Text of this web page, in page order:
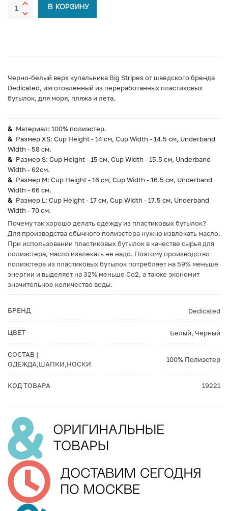
В КОРЗИНУ
Черно-белый верх купальника Big Stripes от шведского бренда
Dedicated, изготовленный из переработанных пластиковых
бутылок, для моря, пляжа и лета.
Материал: 100% полиэстер.
Размер XS: Cup Height - 14 см, Cup Width - 14.5 см, Underband
Width - 58 см.
Размер S: Cup Height - 15 см, Cup Width - 15.5 см, Underband
Width - 62см.
Размер M: Cup Height - 16 см, Cup Width - 16.5 см, Underband
Width - 66 см.
Размер L: Cup Height - 17 см, Cup Width - 17.5 см, Underband
Width - 70 см.
Почему так хорошо делать одежду из пластиковых бутылок?
Для производства обычного полиэстера нужно извлекать масло.
При использовании пластиковых бутылок в качестве сырья для
полиэстера, масло извлекать не надо. Поэтому производство
полиэстера из пластиковых бутылок потребляет на 59% меньше
энергии и выделяет на 32% меньше Co2, а также экономит
значительное количество воды.
БРЕНД Dedicated
ЦВЕТ Белый, Черный
СОСТАВ |
ОДЕЖДА,ШАПКИ,НОСКИ
100% Полиэстер
КОД ТОВАРА 19221